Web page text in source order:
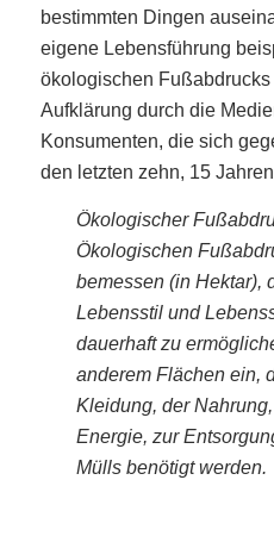
bestimmten Dingen
eigene Lebensführung
ökologischen
Aufklärung durch die
Konsumenten, die sich
den letzten zehn, 15
Ökologischer
Ökologischen
bemessen (in Hektar),
Lebensstil und
dauerhaft zu
anderem Flächen ein,
Kleidung, der
Energie, zur
Mülls benötigt werden.